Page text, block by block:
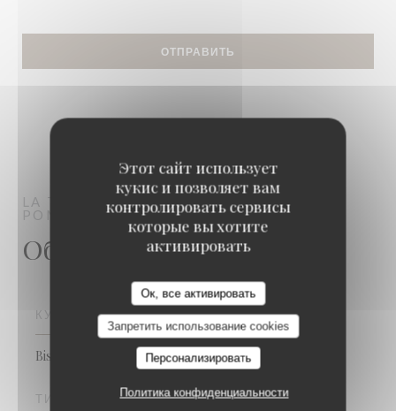
Этот сайт использует
кукис и позволяет вам
контролировать сервисы
которые вы хотите
активировать
Ок, все активировать
Запретить использование cookies
Персонализировать
Политика конфиденциальности
LA TABLE DE CATUSSEAU BISTRONOMY
POMEROL
Общая информация
КУХНЯ
Bistronomique
ТИП ЗАВЕДЕНИЯ
LA TABLE DE CATUSSEAU